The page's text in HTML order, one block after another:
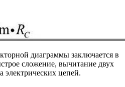
диаграммы заключается в
сложение, вычитание двух
электрических цепей.